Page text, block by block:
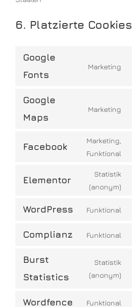
6. Platzierte Cookies
Google
Fonts
Marketing
Google
Maps
Marketing
Facebook
Marketing,
Funktional
Elementor
Statistik
(anonym)
WordPress Funktional
Complianz Funktional
Burst
Statistics
Statistik
(anonym)
Wordfence Funktional